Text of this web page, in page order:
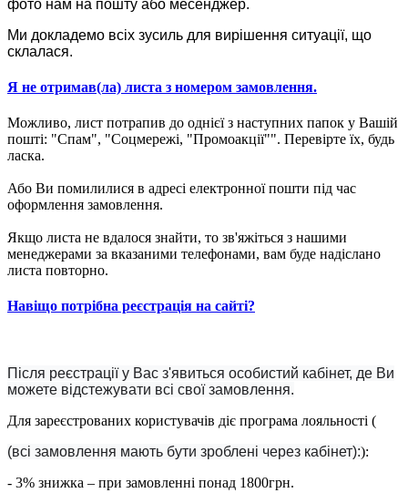
фото нам на пошту або месенджер.
Ми докладемо всіх зусиль для вирішення ситуації, що
склалася.
Я не отримав(ла) листа з номером замовлення.
Можливо, лист потрапив до однієї з наступних папок у Вашій
пошті: "Спам", "Соцмережі, "Промоакції"". Перевірте їх, будь
ласка.
Або Ви помилилися в адресі електронної пошти під час
оформлення замовлення.
Якщо листа не вдалося знайти, то зв'яжіться з нашими
менеджерами за вказаними телефонами, вам буде надіслано
листа повторно.
Навіщо потрібна реєстрація на сайті?
Після реєстрації у Вас з'явиться особистий кабінет, де Ви
можете відстежувати всі свої замовлення.
Для зареєстрованих користувачів діє програма лояльності (
(всі замовлення мають бути зроблені через кабінет):):
- 3% знижка – при замовленні понад 1800грн.